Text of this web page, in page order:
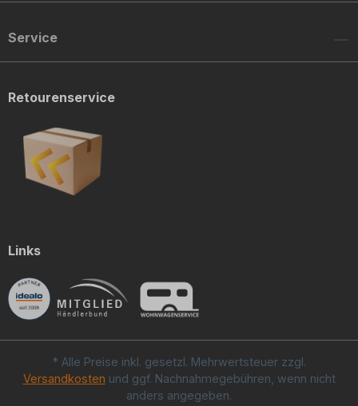
Service
Retourenservice
Links
* Alle Preise inkl. gesetzl. Mehrwertsteuer zzgl.
Versandkosten und ggf. Nachnahmegebühren, wenn nicht
anders angegeben.